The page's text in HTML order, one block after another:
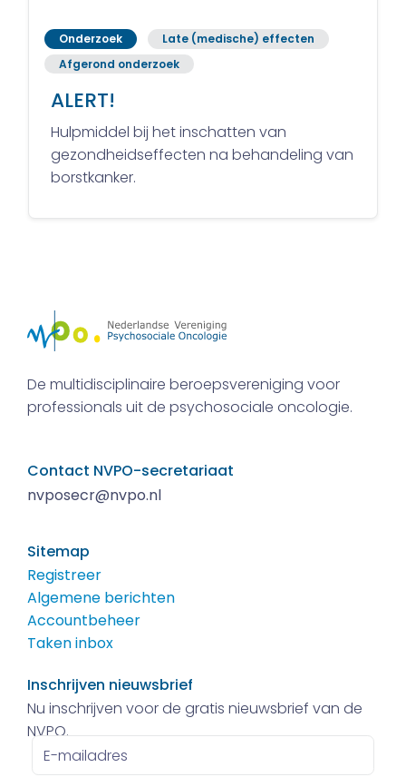
Onderzoek
Late (medische) effecten
Afgerond onderzoek
ALERT!
Hulpmiddel bij het inschatten van
gezondheidseffecten na behandeling van
borstkanker.
De multidisciplinaire beroepsvereniging voor
professionals uit de psychosociale oncologie.
Contact NVPO-secretariaat
nvposecr@nvpo.nl
Sitemap
Registreer
Algemene berichten
Accountbeheer
Taken inbox
Inschrijven nieuwsbrief
Nu inschrijven voor de gratis nieuwsbrief van de
NVPO.
E-
mailadres